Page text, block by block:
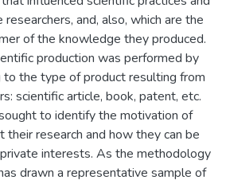
and, also, which are the
of the knowledge they produced.
production was performed by
to the type of product resulting from
scientific article, book, patent, etc.
to identify the motivation of
their research and how they can be
interests. As the methodology
drawn a representative sample of